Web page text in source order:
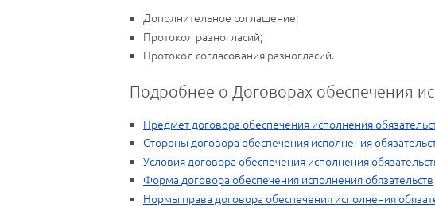
Дополнительное соглашение;
Протокол разногласий;
Протокол согласования разногласий.
Подробнее о Договорах обеспечения
Предмет договора обеспечения исполнения
Стороны договора обеспечения исполнения
Условия договора обеспечения исполнения
Форма договора обеспечения исполнения обязательств
Нормы права договора обеспечения исполнения